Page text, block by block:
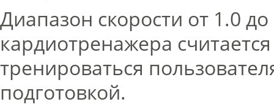
Диапазон скорости от 1.0
кардиотренажера
тренироваться
подготовкой.